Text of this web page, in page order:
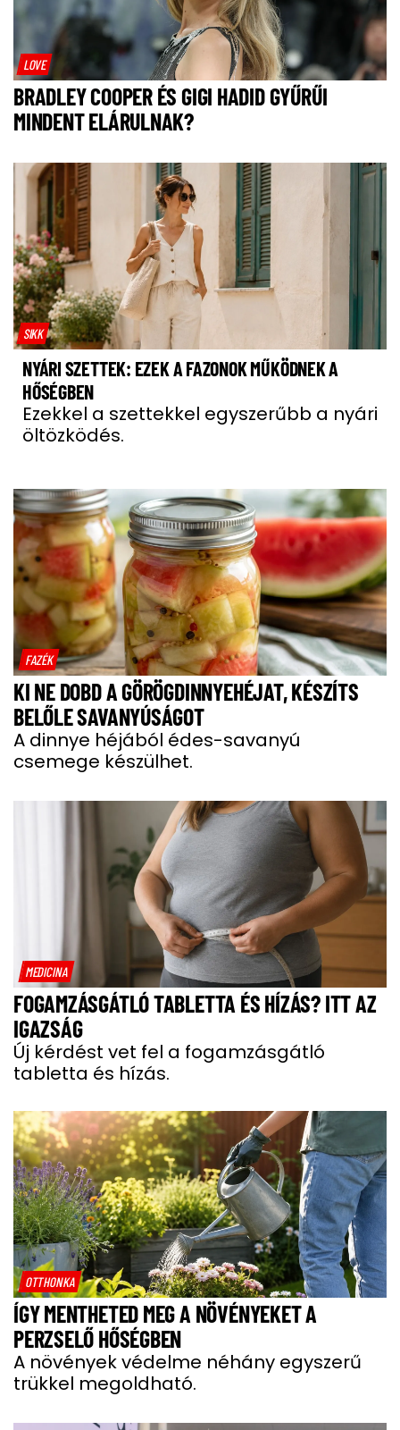
LOVE
BRADLEY COOPER ÉS GIGI HADID GYŰRŰI
MINDENT ELÁRULNAK?
SIKK
NYÁRI SZETTEK: EZEK A FAZONOK MŰKÖDNEK A
HŐSÉGBEN
Ezekkel a szettekkel egyszerűbb a nyári
öltözködés.
FAZÉK
KI NE DOBD A GÖRÖGDINNYEHÉJAT, KÉSZÍTS
BELŐLE SAVANYÚSÁGOT
A dinnye héjából édes-savanyú
csemege készülhet.
MEDICINA
FOGAMZÁSGÁTLÓ TABLETTA ÉS HÍZÁS? ITT AZ
IGAZSÁG
Új kérdést vet fel a fogamzásgátló
tabletta és hízás.
OTTHONKA
ÍGY MENTHETED MEG A NÖVÉNYEKET A
PERZSELŐ HŐSÉGBEN
A növények védelme néhány egyszerű
trükkel megoldható.